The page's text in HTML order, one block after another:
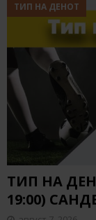
ТИП НА ДЕНОТ
ТИП НА
19:00)